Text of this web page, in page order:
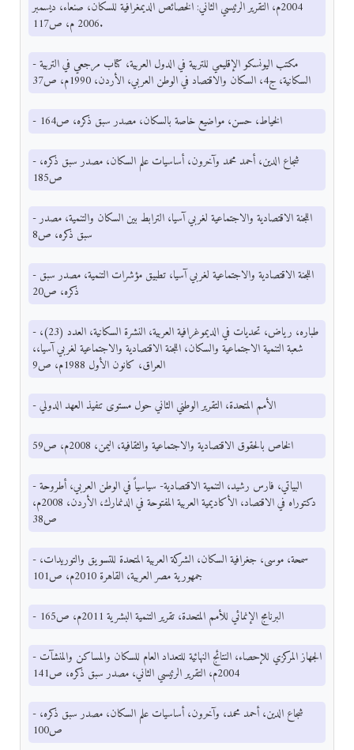
2004م، التقرير الرئيسي الثاني: الخصائص الديمغرافية للسكان، صنعاء، ديسمبر
2006 م، ص117.
- مكتب اليونسكو الإقليمي للتربية في الدول العربية، كتاب مرجعي في التربية
السكانية، ج4، السكان والاقتصاد في الوطن العربي، الأردن، 1990م، ص37
- الخياط، حسن، مواضيع خاصة بالسكان، مصدر سبق ذكره، ص164
- شجاع الدين، أحمد محمد وآخرون، أساسيات علم السكان، مصدر سبق ذكره،
ص185
- اللجنة الاقتصادية والاجتماعية لغربي آسيا، الترابط بين السكان والتنمية، مصدر
سبق ذكره، ص8
- اللجنة الاقتصادية والاجتماعية لغربي آسيا، تطبيق مؤشرات التنمية، مصدر سبق
ذكره، ص20
- طباره، رياض، تحديات في الديموغرافية العربية، النشرة السكانية، العدد (23)،
شعبة التنمية الاجتماعية والسكان، اللجنة الاقتصادية والاجتماعية لغربي آسيا،،
العراق، كانون الأول 1988م، ص9
- الأمم المتحدة، التقرير الوطني الثاني حول مستوى تنفيذ العهد الدولي
الخاص بالحقوق الاقتصادية والاجتماعية والثقافية، اليمن، 2008م، ص59
- البياتي، فارس رشيد، التنمية الاقتصادية- سياسياً في الوطن العربي، أطروحة
دكتوراه في الاقتصاد، الأكاديمية العربية المفتوحة في الدنمارك، الأردن، 2008م،
ص38
- سمحة، موسى، جغرافية السكان، الشركة العربية المتحدة للتسويق والتوريدات،
جمهورية مصر العربية، القاهرة 2010م، ص101
- البرنامج الإنمائي للأمم المتحدة، تقرير التنمية البشرية 2011م، ص165
- الجهاز المركزي للإحصاء، النتائج النهائية للتعداد العام للسكان والمساكن والمنشآت
2004م، التقرير الرئيسي الثاني، مصدر سبق ذكره، ص141
- شجاع الدين، أحمد محمد، وآخرون، أساسيات علم السكان، مصدر سبق ذكره،
ص100